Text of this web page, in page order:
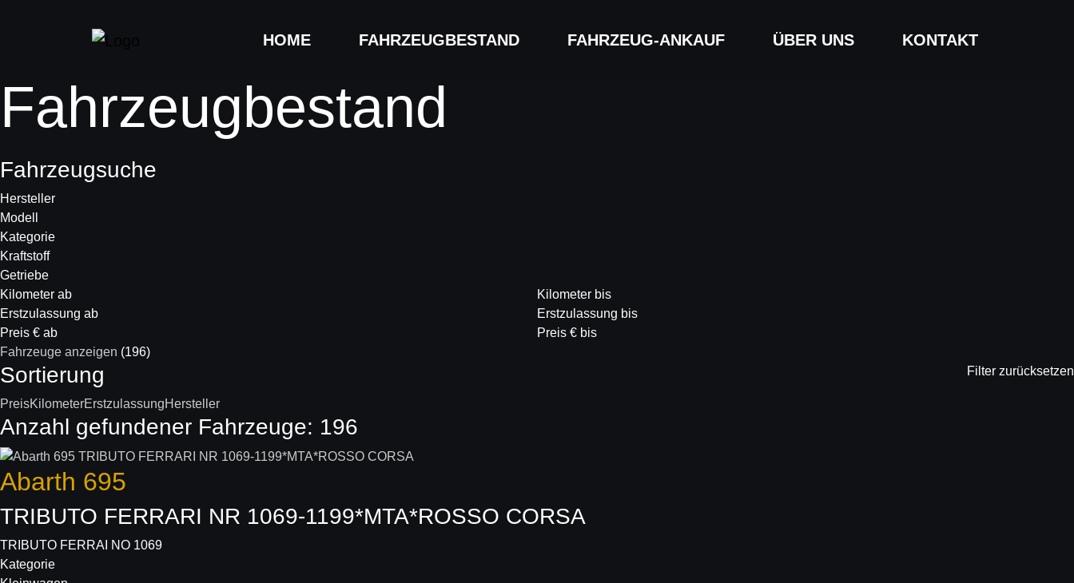
HOME FAHRZEUG­BESTAND FAHRZEUG-ANKAUF ÜBER UNS KONTAKT
Fahrzeugbestand
Fahrzeugsuche
Hersteller
Modell
Kategorie
Kraftstoff
Getriebe
Kilometer ab
Kilometer bis
Erstzulassung ab
Erstzulassung bis
Preis € ab
Preis € bis
Fahrzeuge anzeigen (196)
Filter zurücksetzen
Sortierung
PreisKilometerErstzulassungHersteller
Anzahl gefundener Fahrzeuge: 196
Abarth 695
TRIBUTO FERRARI NR 1069-1199*MTA*ROSSO CORSA
TRIBUTO FERRAI NO 1069
Kategorie